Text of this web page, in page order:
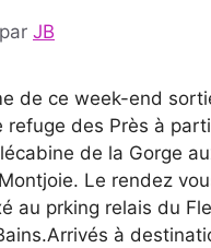
par JB
de ce week-end
refuge des Près à
de la Gorge
Le rendez
au prking relais du
à